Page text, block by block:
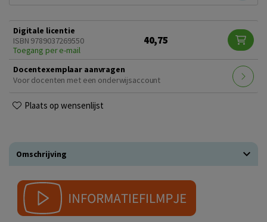
Digitale licentie
ISBN 9789037269550
Toegang per e-mail
40,75
Docentexemplaar aanvragen
Voor docenten met een onderwijsaccount
Plaats op wensenlijst
Omschrijving